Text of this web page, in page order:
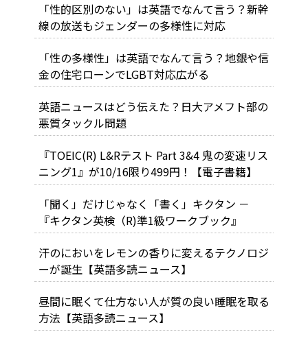
「性的区別のない」は英語でなんて言う？新幹
線の放送もジェンダーの多様性に対応
「性の多様性」は英語でなんて言う？地銀や信
金の住宅ローンでLGBT対応広がる
英語ニュースはどう伝えた？日大アメフト部の
悪質タックル問題
『TOEIC(R) L&Rテスト Part 3&4 鬼の変速リス
ニング1』が10/16限り499円！【電子書籍】
「聞く」だけじゃなく「書く」キクタン －
『キクタン英検（R)準1級ワークブック』
汗のにおいをレモンの香りに変えるテクノロジ
ーが誕生【英語多読ニュース】
昼間に眠くて仕方ない人が質の良い睡眠を取る
方法【英語多読ニュース】